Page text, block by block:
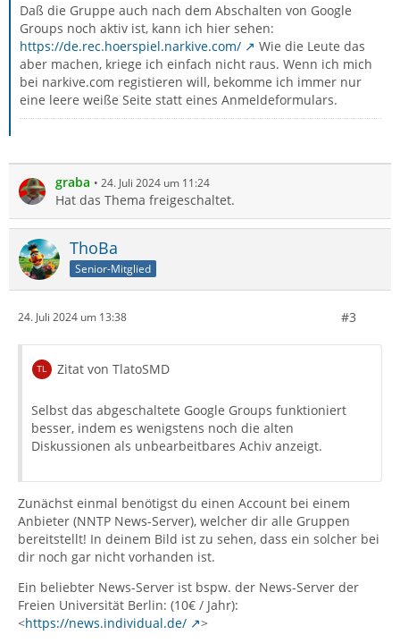
Daß die Gruppe auch nach dem Abschalten von Google
Groups noch aktiv ist, kann ich hier sehen:
https://de.rec.hoerspiel.narkive.com/
Wie die Leute das
aber machen, kriege ich einfach nicht raus. Wenn ich mich
bei narkive.com registieren will, bekomme ich immer nur
eine leere weiße Seite statt eines Anmeldeformulars.
graba 24. Juli 2024 um 11:24
Hat das Thema freigeschaltet.
ThoBa
Senior-Mitglied
24. Juli 2024 um 13:38 #3
Zitat von TlatoSMD
Selbst das abgeschaltete Google Groups funktioniert
besser, indem es wenigstens noch die alten
Diskussionen als unbearbeitbares Achiv anzeigt.
Zunächst einmal benötigst du einen Account bei einem
Anbieter (NNTP News-Server), welcher dir alle Gruppen
bereitstellt! In deinem Bild ist zu sehen, dass ein solcher bei
dir noch gar nicht vorhanden ist.
Ein beliebter News-Server ist bspw. der News-Server der
Freien Universität Berlin: (10€ / Jahr):
<https://news.individual.de/
>